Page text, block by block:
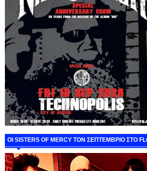
ΟΙ SISTERS OF MERCY ΤΟΝ ΣΕΠΤΕΜΒΡΙΟ ΣΤΟ